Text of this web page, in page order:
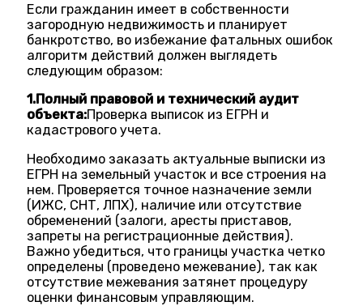
Если гражданин имеет в собственности
загородную недвижимость и планирует
банкротство, во избежание фатальных ошибок
алгоритм действий должен выглядеть
следующим образом:
1.Полный правовой и технический аудит
объекта:Проверка выписок из ЕГРН и
кадастрового учета.
Необходимо заказать актуальные выписки из
ЕГРН на земельный участок и все строения на
нем. Проверяется точное назначение земли
(ИЖС, СНТ, ЛПХ), наличие или отсутствие
обременений (залоги, аресты приставов,
запреты на регистрационные действия).
Важно убедиться, что границы участка четко
определены (проведено межевание), так как
отсутствие межевания затянет процедуру
оценки финансовым управляющим.